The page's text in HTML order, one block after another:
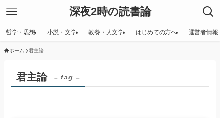
深夜2時の読書論
哲学・思想 小説・文学 教養・人文学 はじめての方へ 運営者情報
ホーム 君主論
君主論 – tag –